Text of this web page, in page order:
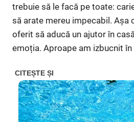
trebuie să le facă pe toate:
să arate mereu impecabil. Așa
oferit să aducă un ajutor în
emoția. Aproape am izbucnit în